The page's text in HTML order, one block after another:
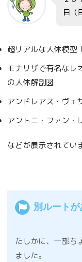
日（
超リアルな人体模型
モナリザで有名なレ
の人体解剖図
アンドレアス・ヴェ
アントニ・ファン・
などが展示されてい
別ルート
たしかに、一部ち
ました。